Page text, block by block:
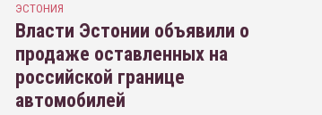
ЭСТОНИЯ
Власти Эстонии объявили о
продаже оставленных на
российской границе
автомобилей